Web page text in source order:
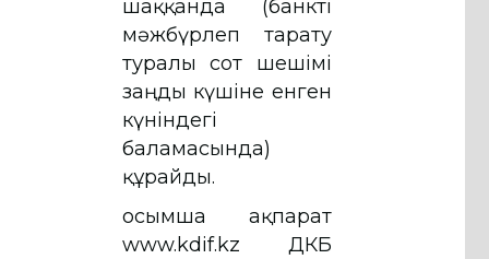
шаққанда (банкті
мәжбүрлеп тарату
туралы сот шешімі
заңды күшіне енген
күніндегі
баламасында)
құрайды.
Қосымша ақпарат
www.kdif.kz ҚДКБҚ